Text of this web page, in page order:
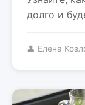
долго и
👤 Елена